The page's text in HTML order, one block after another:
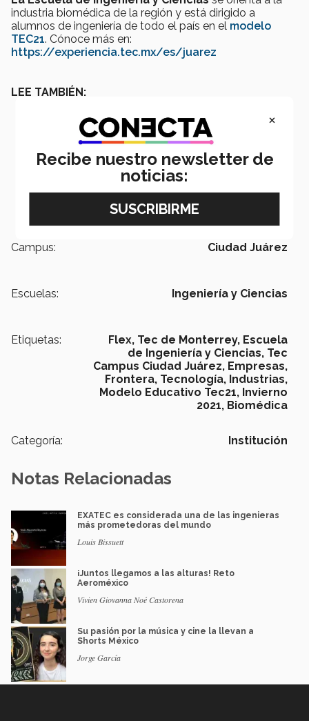
industria biomédica de la región y está dirigido a
alumnos de ingeniería de todo el país en el modelo
TEC21. Cónoce más en:
https://experiencia.tec.mx/es/juarez
LEE TAMBIÉN:
Campus: Ciudad Juárez
Escuelas: Ingeniería y Ciencias
Etiquetas: Flex, Tec de Monterrey, Escuela
de Ingeniería y Ciencias, Tec
Campus Ciudad Juárez, Empresas,
Frontera, Tecnología, Industrias,
Modelo Educativo Tec21, Invierno
2021, Biomédica
Categoría: Institución
Notas Relacionadas
EXATEC es considerada una de las ingenieras
más prometedoras del mundo
Louis Bissuett
¡Juntos llegamos a las alturas! Reto
Aeroméxico
Vivien Giovanna Noé Castorena
Su pasión por la música y cine la llevan a
Shorts México
Jorge García
×
Recibe nuestro newsletter de
noticias: